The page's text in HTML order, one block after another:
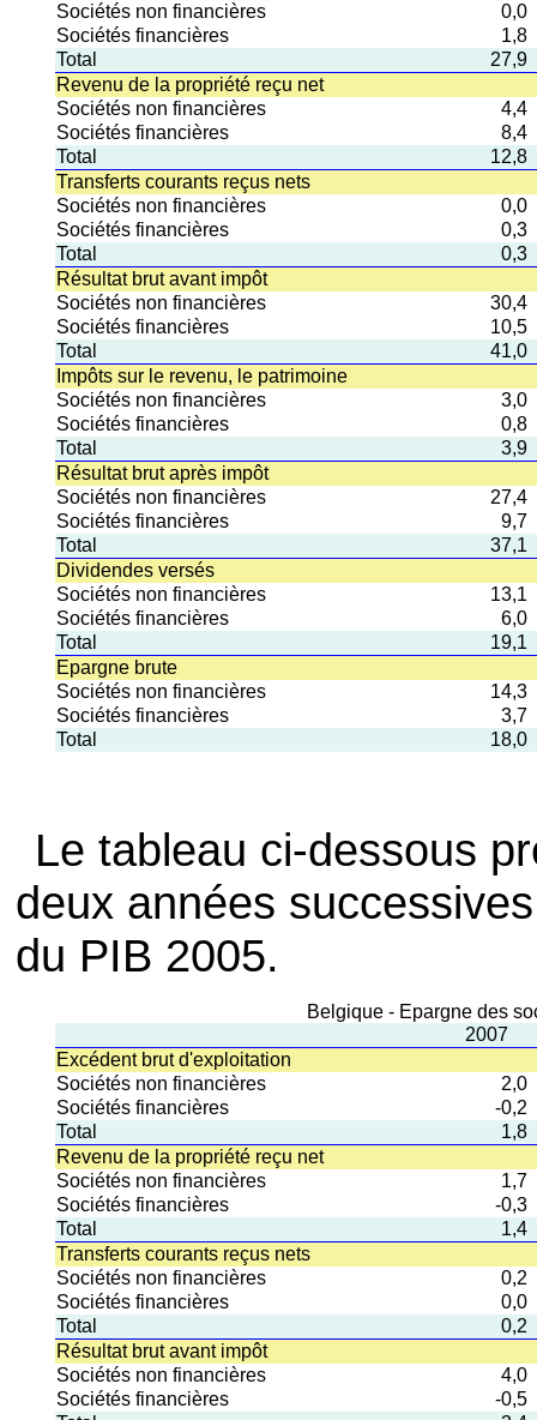
Sociétés non financières
0,0
Sociétés financières
1,8
Total
27,9
Revenu de la propriété reçu net
Sociétés non financières
4,4
Sociétés financières
8,4
Total
12,8
Transferts courants reçus nets
Sociétés non financières
0,0
Sociétés financières
0,3
Total
0,3
Résultat brut avant impôt
Sociétés non financières
30,4
Sociétés financières
10,5
Total
41,0
Impôts sur le revenu, le patrimoine
Sociétés non financières
3,0
Sociétés financières
0,8
Total
3,9
Résultat brut après impôt
Sociétés non financières
27,4
Sociétés financières
9,7
Total
37,1
Dividendes versés
Sociétés non financières
13,1
Sociétés financières
6,0
Total
19,1
Epargne brute
Sociétés non financières
14,3
Sociétés financières
3,7
Total
18,0
Le tableau ci-dessous
deux années
du PIB 2005.
Belgique - Epargne des
2007
Excédent brut d'exploitation
Sociétés non financières
2,0
Sociétés financières
-0,2
Total
1,8
Revenu de la propriété reçu net
Sociétés non financières
1,7
Sociétés financières
-0,3
Total
1,4
Transferts courants reçus nets
Sociétés non financières
0,2
Sociétés financières
0,0
Total
0,2
Résultat brut avant impôt
Sociétés non financières
4,0
Sociétés financières
-0,5